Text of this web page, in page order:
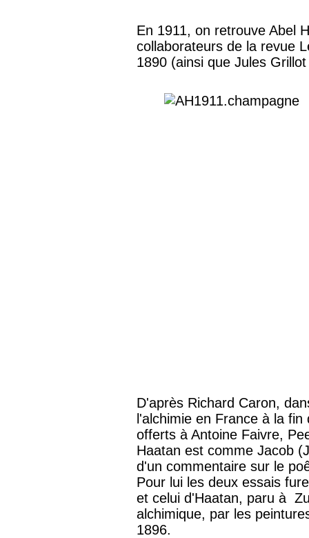
En 1911, on retrouve Abel
collaborateurs de la revue
1890 (ainsi que Jules
D'après Richard Caron,
l'alchimie en France à la
offerts à Antoine Faivre,
Haatan est comme Jacob
d'un commentaire sur le
Pour lui les deux essais
et celui d'Haatan, paru à
alchimique, par les
1896.